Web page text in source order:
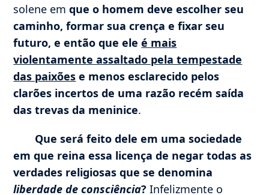
solene emque o homem deve escolher seu
caminho, formar sua crença e fixar seu
futuro, e então que eleé mais
violentamente assaltado pela tempestade
das paixões e menos esclarecido pelos
clarões incertos de uma razão recém saída
das trevas da meninice.
Que será feito dele em uma sociedade
em que reina essa licença de negar todas as
verdades religiosas que se denomina
liberdade de consciência? Infelizmente o